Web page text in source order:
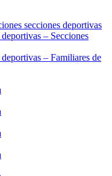
secciones deportivas
– Secciones
– Familiares de